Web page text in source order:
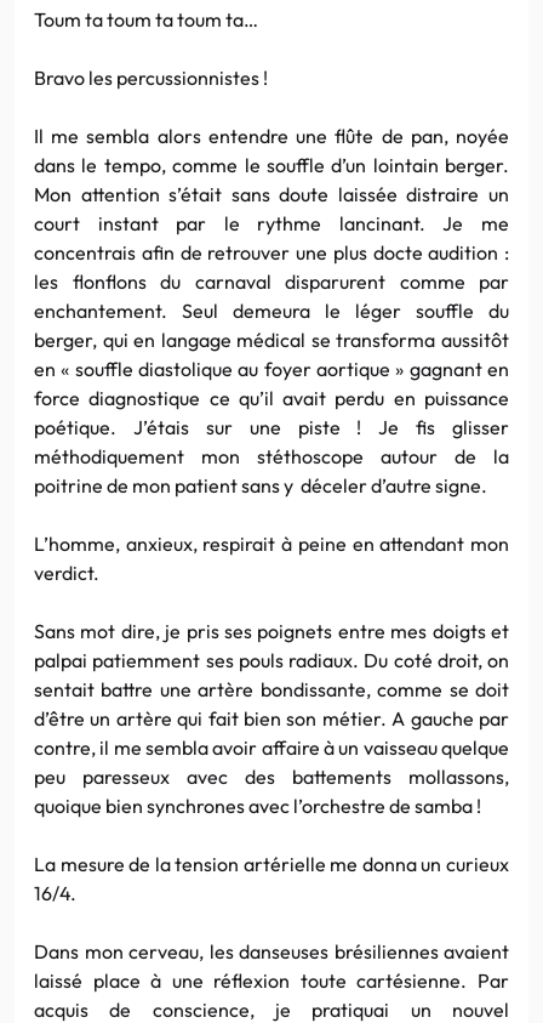
Toum ta toum ta toum ta…
Bravo les percussionnistes !
Il me sembla alors entendre une flûte de pan, noyée
dans le tempo, comme le souffle d’un lointain berger.
Mon attention s’était sans doute laissée distraire un
court instant par le rythme lancinant. Je me
concentrais afin de retrouver une plus docte audition :
les flonflons du carnaval disparurent comme par
enchantement. Seul demeura le léger souffle du
berger, qui en langage médical se transforma aussitôt
en « souffle diastolique au foyer aortique » gagnant en
force diagnostique ce qu’il avait perdu en puissance
poétique. J’étais sur une piste ! Je fis glisser
méthodiquement mon stéthoscope autour de la
poitrine de mon patient sans y déceler d’autre signe.
L’homme, anxieux, respirait à peine en attendant mon
verdict.
Sans mot dire, je pris ses poignets entre mes doigts et
palpai patiemment ses pouls radiaux. Du coté droit, on
sentait battre une artère bondissante, comme se doit
d’être un artère qui fait bien son métier. A gauche par
contre, il me sembla avoir affaire à un vaisseau quelque
peu paresseux avec des battements mollassons,
quoique bien synchrones avec l’orchestre de samba !
La mesure de la tension artérielle me donna un curieux
16/4.
Dans mon cerveau, les danseuses brésiliennes avaient
laissé place à une réflexion toute cartésienne. Par
acquis de conscience, je pratiquai un nouvel